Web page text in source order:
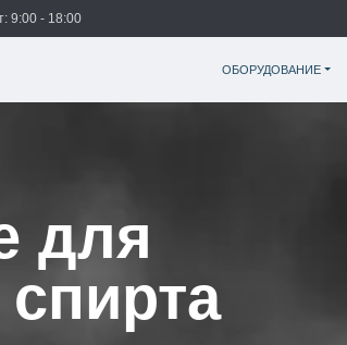
9:00 - 18:00
ОБОРУДОВАНИЕ
для